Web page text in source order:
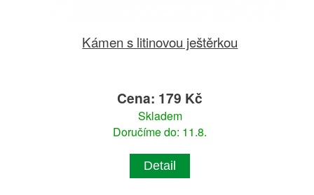
Kámen s litinovou ještěrkou
Cena: 179 Kč
Skladem
Doručíme do: 11.8.
Detail